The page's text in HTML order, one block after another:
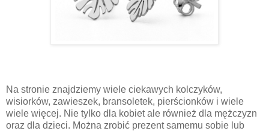
Na stronie znajdziemy wiele ciekawych kolczyków,
wisiorków, zawieszek, bransoletek, pierścionków i wiele
wiele więcej. Nie tylko dla kobiet ale również dla mężczyzn
oraz dla dzieci. Można zrobić prezent samemu sobie lub